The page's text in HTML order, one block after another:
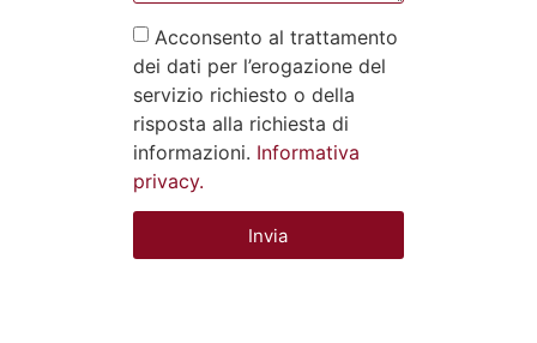
Acconsento al trattamento
dei dati per l’erogazione del
servizio richiesto o della
risposta alla richiesta di
informazioni. Informativa
privacy.
Invia